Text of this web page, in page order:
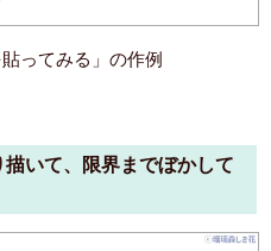
ってみる」の作例
いて、限界までぼかして